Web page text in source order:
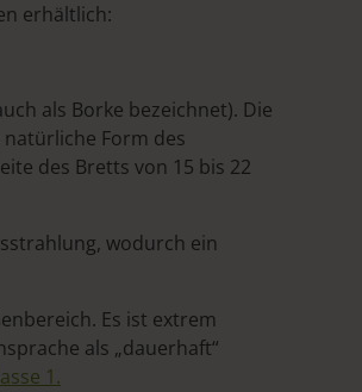
erhältlich:
als Borke bezeichnet). Die
Form des
des Bretts von 15 bis 22
wodurch ein
Es ist extrem
als „dauerhaft“
1.